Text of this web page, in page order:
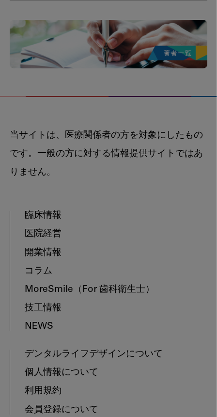
当サイトは、医療関係者の方を対象にしたもの
です。一般の方に対する情報提供サイトではあ
りません。
臨床情報
医院経営
開業情報
コラム
MoreSmile （For 歯科衛生士）
技工情報
NEWS
デンタルライフデザインについて
個人情報について
利用規約
会員登録について